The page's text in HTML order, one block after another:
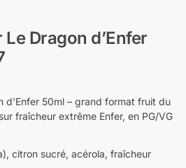
Dragon d’Enfer
d’Enfer 50ml – grand format fruit du
fraîcheur extrême Enfer, en PG/VG
citron sucré, acérola, fraîcheur